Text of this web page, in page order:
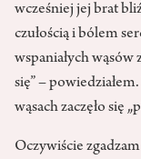
wcześniej jej brat
czułością i bólem
wspaniałych wąsów
się” –
wąsach zaczęło się
Oczywiście